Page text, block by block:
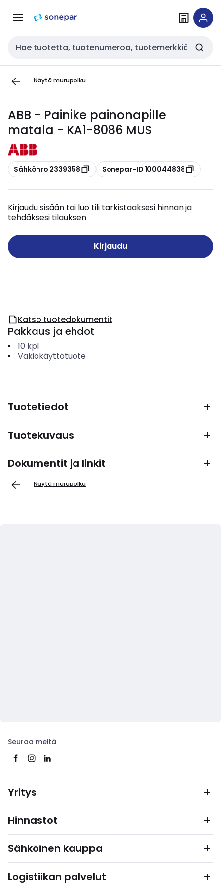
navigointiinsisältöön
Haku
Näytä murupolku
ABB - Painike painonapille
matala - KA1-8086 MUS
Kopioi
Sähkönro 2339358 Kopioi
Sonepar-ID 100044838
Kirjaudu sisään tai luo tili tarkistaaksesi hinnan ja
tehdäksesi tilauksen
Kirjaudu
Katso tuotedokumentit
Pakkaus ja ehdot
10 kpl
Vakiokäyttötuote
Tuotetiedot
Tuotekuvaus
Dokumentit ja linkit
Näytä murupolku
Seuraa meitä
Yritys
Hinnastot
Sähköinen kauppa
Logistiikan palvelut